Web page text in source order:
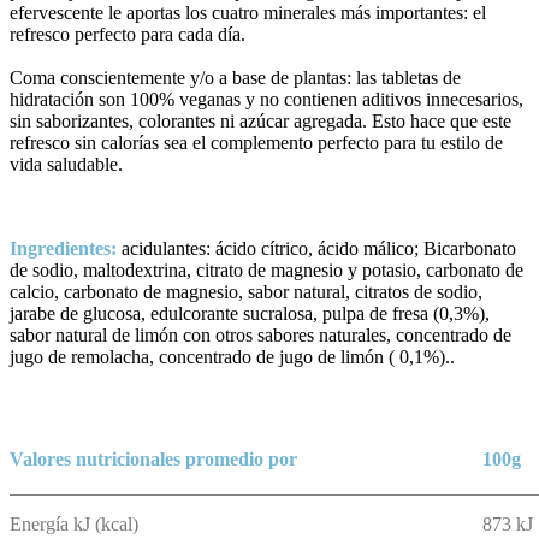
efervescente le aportas los cuatro minerales más importantes: el
refresco perfecto para cada día.
Coma conscientemente y/o a base de plantas: las tabletas de
hidratación son 100% veganas y no contienen aditivos innecesarios,
sin saborizantes, colorantes ni azúcar agregada. Esto hace que este
refresco sin calorías sea el complemento perfecto para tu estilo de
vida saludable.
Ingredientes: acidulantes: ácido cítrico, ácido málico; Bicarbonato
de sodio, maltodextrina, citrato de magnesio y potasio, carbonato de
calcio, carbonato de magnesio, sabor natural, citratos de sodio,
jarabe de glucosa, edulcorante sucralosa, pulpa de fresa (0,3%),
sabor natural de limón con otros sabores naturales, concentrado de
jugo de remolacha, concentrado de jugo de limón ( 0,1%)..
Valores nutricionales promedio por 100g
Energía kJ (kcal)
873 kJ